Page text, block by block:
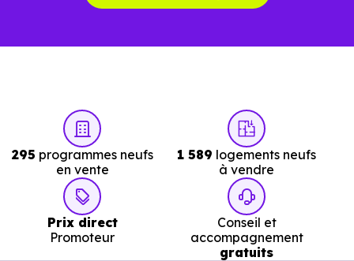
295 programmes neufs
en vente
1 589 logements neufs
à vendre
Prix direct
Promoteur
Conseil et
accompagnement
gratuits